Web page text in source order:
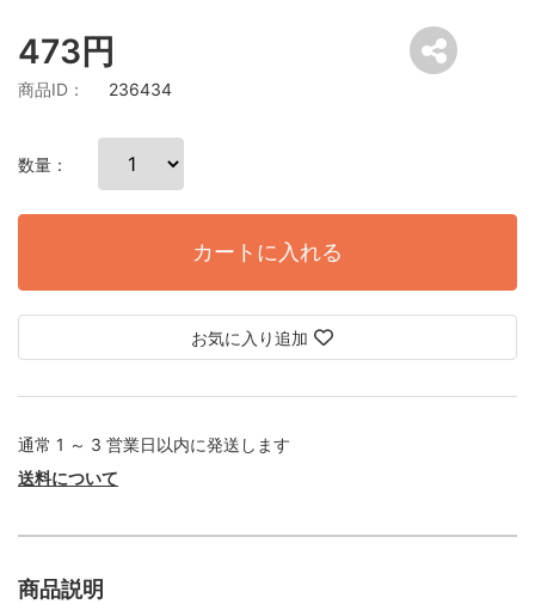
473円
商品ID： 236434
数量：
カートに入れる
お気に入り追加
通常 1 ～ 3 営業日以内に発送します
送料について
商品説明